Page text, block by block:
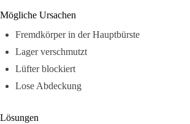
Mögliche Ursachen
Fremdkörper in der Hauptbürste
Lager verschmutzt
Lüfter blockiert
Lose Abdeckung
Lösungen